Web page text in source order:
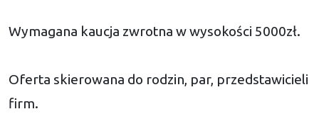
Wymagana kaucja zwrotna w wysokości 5000zł.
Oferta skierowana do rodzin, par, przedstawicieli
firm.